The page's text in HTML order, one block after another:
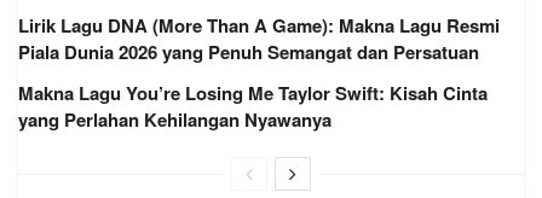
Lirik Lagu DNA (More Than A Game): Makna Lagu Resmi
Piala Dunia 2026 yang Penuh Semangat dan Persatuan
Makna Lagu You’re Losing Me Taylor Swift: Kisah Cinta
yang Perlahan Kehilangan Nyawanya